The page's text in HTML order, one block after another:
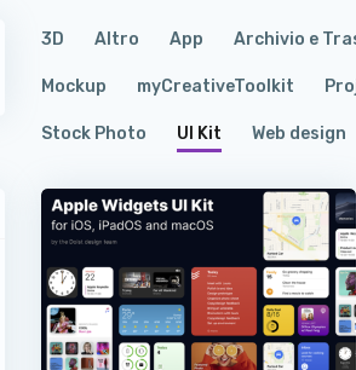
3D Altro App Archivio e
Mockup myCreativeToolkit
Stock Photo UI Kit Web design